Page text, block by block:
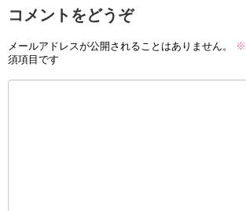
コメントをどうぞ
メールアドレスが公開されることはありません。 ※
須項目です